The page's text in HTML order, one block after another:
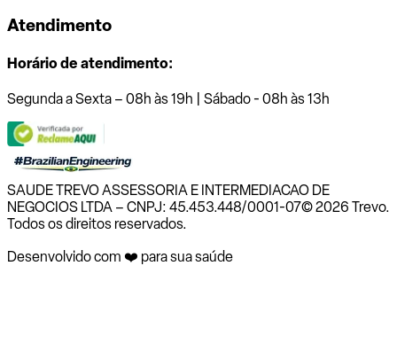
Atendimento
Horário de atendimento:
Segunda a Sexta – 08h às 19h | Sábado - 08h às 13h
SAUDE TREVO ASSESSORIA E INTERMEDIACAO DE
NEGOCIOS LTDA – CNPJ: 45.453.448/0001-07© 2026 Trevo.
Todos os direitos reservados.
Desenvolvido com ❤️ para sua saúde